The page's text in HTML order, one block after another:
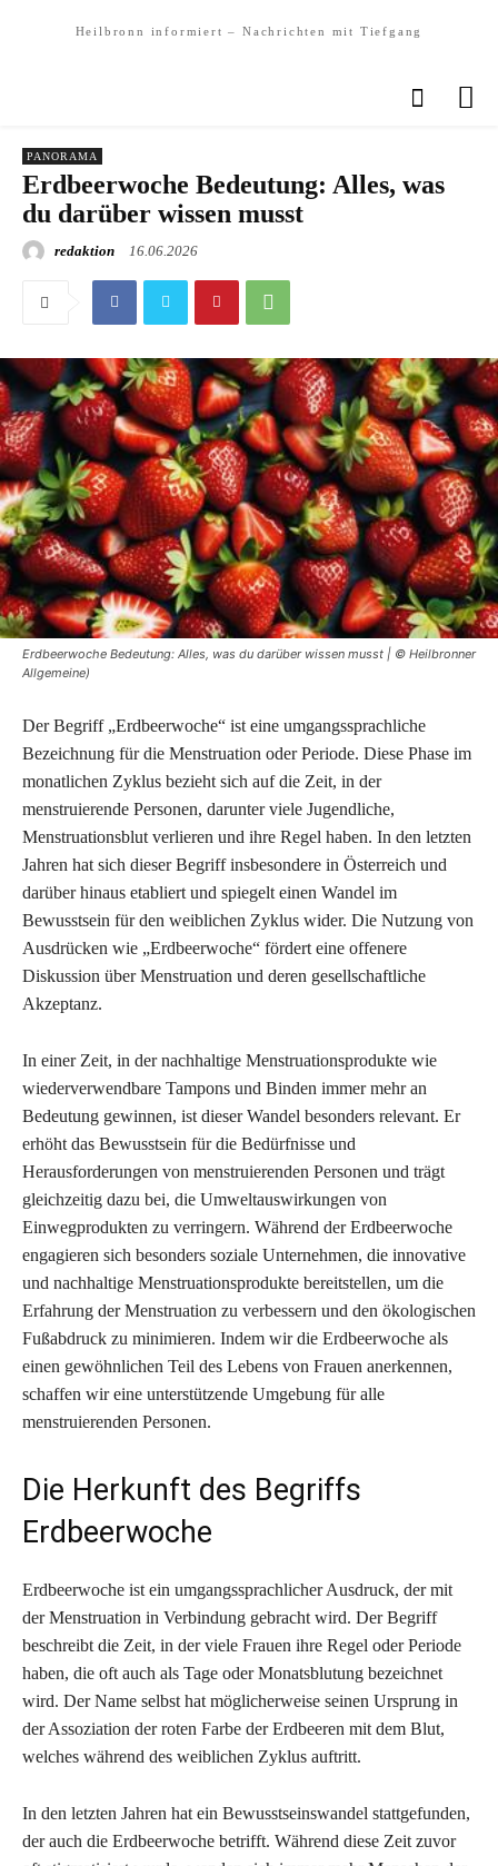
Heilbronn informiert – Nachrichten mit Tiefgang
PANORAMA
Erdbeerwoche Bedeutung: Alles, was
du darüber wissen musst
redaktion 16.06.2026
Erdbeerwoche Bedeutung: Alles, was du darüber wissen musst | © Heilbronner
Allgemeine)
Der Begriff „Erdbeerwoche“ ist eine umgangssprachliche
Bezeichnung für die Menstruation oder Periode. Diese Phase im
monatlichen Zyklus bezieht sich auf die Zeit, in der
menstruierende Personen, darunter viele Jugendliche,
Menstruationsblut verlieren und ihre Regel haben. In den letzten
Jahren hat sich dieser Begriff insbesondere in Österreich und
darüber hinaus etabliert und spiegelt einen Wandel im
Bewusstsein für den weiblichen Zyklus wider. Die Nutzung von
Ausdrücken wie „Erdbeerwoche“ fördert eine offenere
Diskussion über Menstruation und deren gesellschaftliche
Akzeptanz.
In einer Zeit, in der nachhaltige Menstruationsprodukte wie
wiederverwendbare Tampons und Binden immer mehr an
Bedeutung gewinnen, ist dieser Wandel besonders relevant. Er
erhöht das Bewusstsein für die Bedürfnisse und
Herausforderungen von menstruierenden Personen und trägt
gleichzeitig dazu bei, die Umweltauswirkungen von
Einwegprodukten zu verringern. Während der Erdbeerwoche
engagieren sich besonders soziale Unternehmen, die innovative
und nachhaltige Menstruationsprodukte bereitstellen, um die
Erfahrung der Menstruation zu verbessern und den ökologischen
Fußabdruck zu minimieren. Indem wir die Erdbeerwoche als
einen gewöhnlichen Teil des Lebens von Frauen anerkennen,
schaffen wir eine unterstützende Umgebung für alle
menstruierenden Personen.
Die Herkunft des Begriffs
Erdbeerwoche
Erdbeerwoche ist ein umgangssprachlicher Ausdruck, der mit
der Menstruation in Verbindung gebracht wird. Der Begriff
beschreibt die Zeit, in der viele Frauen ihre Regel oder Periode
haben, die oft auch als Tage oder Monatsblutung bezeichnet
wird. Der Name selbst hat möglicherweise seinen Ursprung in
der Assoziation der roten Farbe der Erdbeeren mit dem Blut,
welches während des weiblichen Zyklus auftritt.
In den letzten Jahren hat ein Bewusstseinswandel stattgefunden,
der auch die Erdbeerwoche betrifft. Während diese Zeit zuvor